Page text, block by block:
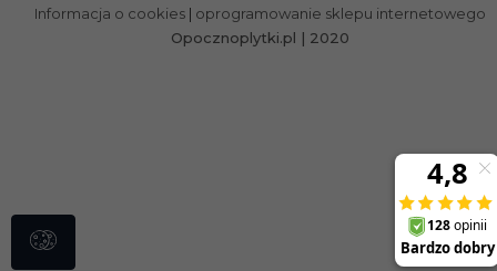
Informacja o cookies| oprogramowanie sklepu internetowego
Opocznoplytki.pl | 2020